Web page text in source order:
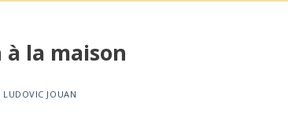
la maison
LUDOVIC JOUAN